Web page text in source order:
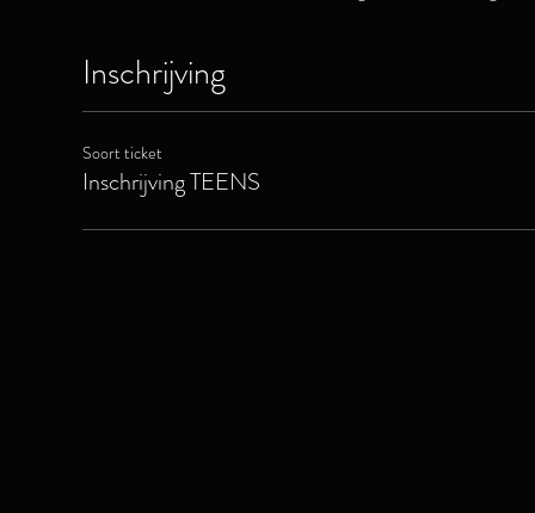
Inschrijving
Soort ticket
Inschrijving TEENS